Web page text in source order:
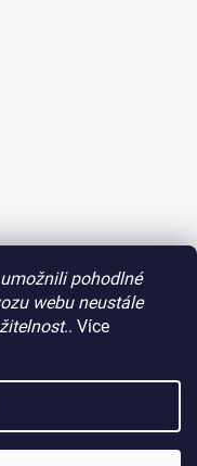
pohodlné
webu neustále
.. Více